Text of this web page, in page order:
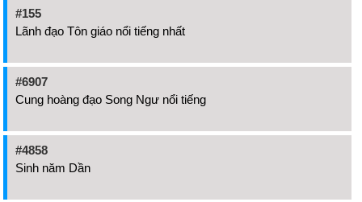
#155
Lãnh đạo Tôn giáo nổi tiếng nhất
#6907
Cung hoàng đạo Song Ngư nổi tiếng
#4858
Sinh năm Dần